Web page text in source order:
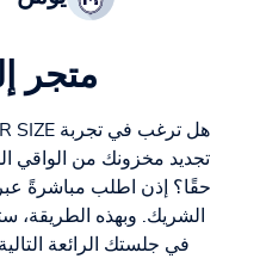
متجر
تجديد مخزونك من الواقي
حقًا؟ إذن اطلب مباشرةً
الشريك. وبهذه الطريقة،
في جلستك الرائعة